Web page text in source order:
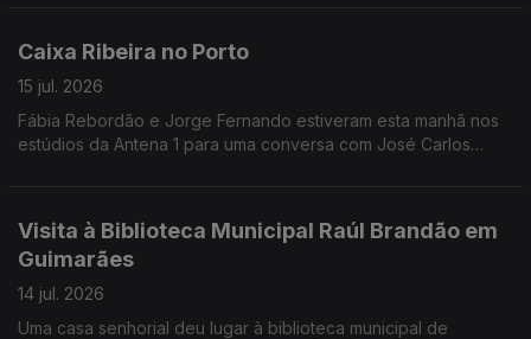
Caixa Ribeira no Porto
15 jul. 2026
Fábia Rebordão e Jorge Fernando estiveram esta manhã nos
estúdios da Antena 1 para uma conversa com José Carlos
Visita à Biblioteca Municipal Raúl Brandão em
Guimarães
14 jul. 2026
Uma casa senhorial deu lugar à biblioteca municipal de